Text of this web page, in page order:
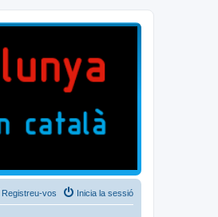
Inicia la sessió
Registreu-vos